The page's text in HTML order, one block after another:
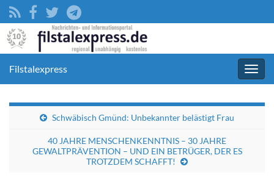
Filstalexpress
Schwäbisch Gmünd: Unbekannter belästigt Frau
40 JAHRE MENSCHENKENNTNIS – 30 JAHRE
GEWALTPRÄVENTION – UND EIN BETRÜGER, DER ES
TROTZDEM SCHAFFT!